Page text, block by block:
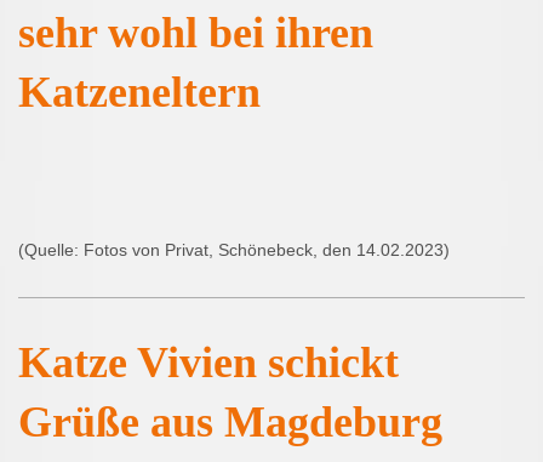
sehr wohl bei ihren
Katzeneltern
(Quelle: Fotos von Privat, Schönebeck, den 14.02.2023)
Katze Vivien schickt
Grüße aus Magdeburg